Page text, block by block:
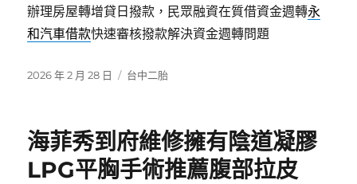
辦理房屋轉增貸日撥款，民眾融資在質借資金週轉永
和汽車借款快速審核撥款解決資金週轉問題
發
2026 年 2 月 28 日
分
台中二胎
海菲秀到府維修擁有陰道凝膠
LPG平胸手術推薦腹部拉皮